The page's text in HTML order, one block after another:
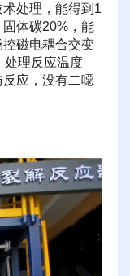
处理，能得到1
体碳20%，能
磁电耦合交变
处理反应温度
应，没有二噁